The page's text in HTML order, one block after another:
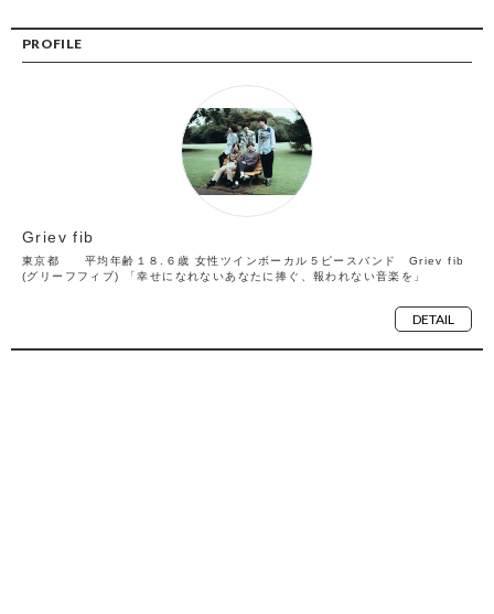
PROFILE
Griev fib
東京都 平均年齢１８.６歳 女性ツインボーカル５ピースバンド Griev fib
(グリーフフィブ) 「幸せになれないあなたに捧ぐ、報われない音楽を」
DETAIL